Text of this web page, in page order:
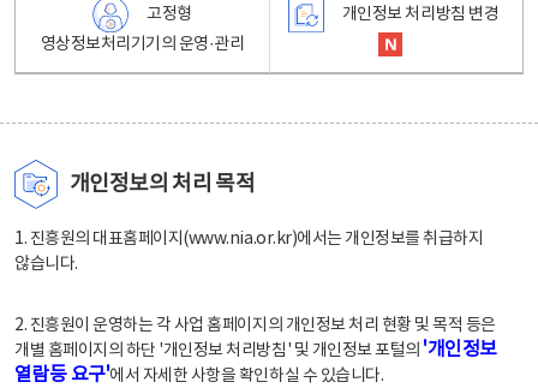
고정형
영상정보처리기기의 운영·관리
개인정보 처리방침 변경
개인정보의 처리 목적
1. 진흥원의 대표홈페이지(www.nia.or.kr)에서는 개인정보를 취급하지
않습니다.
2. 진흥원이 운영하는 각 사업 홈페이지의 개인정보 처리 현황 및 목적 등은
개별 홈페이지의 하단 '개인정보 처리방침' 및 개인정보 포털의 '개인정보
열람등 요구'에서 자세한 사항을 확인하실 수 있습니다.